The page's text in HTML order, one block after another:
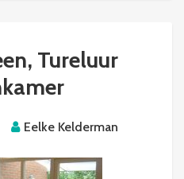
Tureluur
Eelke Kelderman